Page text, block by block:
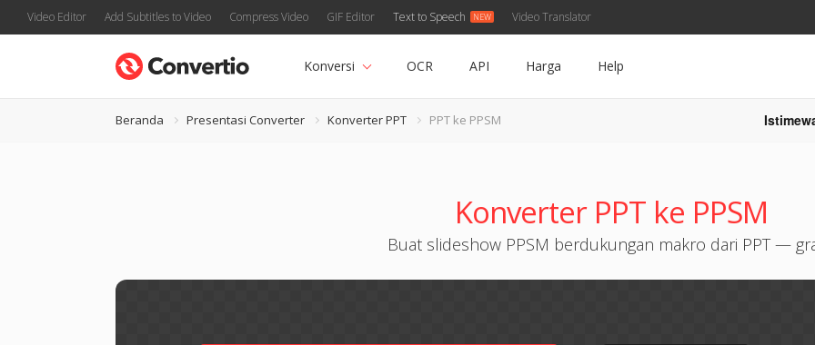
Video Editor Add Subtitles to Video Compress Video GIF Editor Text to Speech Video Translator
Konversi OCR API Harga Help
Beranda Presentasi Converter Konverter PPT PPT ke PPSM
Konverter PPT ke PPSM
Buat slideshow PPSM berdukungan makro dari PPT —